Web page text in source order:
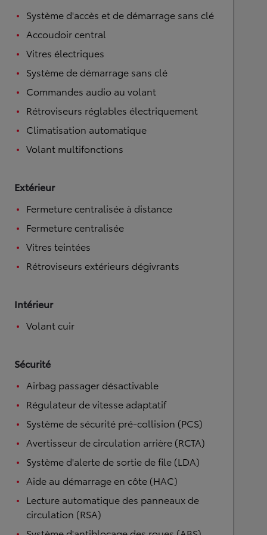
Système d'accès et de démarrage sans clé
Accoudoir central
Vitres électriques
Système de démarrage sans clé
Commandes audio au volant
Rétroviseurs réglables électriquement
Climatisation automatique
Volant multifonctions
Extérieur
Fermeture centralisée à distance
Fermeture centralisée
Vitres teintées
Rétroviseurs extérieurs dégivrants
Intérieur
Volant cuir
Sécurité
Airbag passager désactivable
Régulateur de vitesse adaptatif
Système de sécurité pré-collision (PCS)
Avertisseur de circulation arrière (RCTA)
Système d'alerte de sortie de file (LDA)
Aide au démarrage en côte (HAC)
Lecture automatique des panneaux de
circulation (RSA)